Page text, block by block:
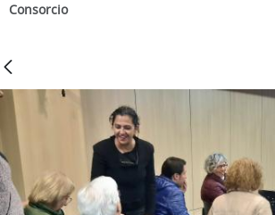
Consorcio